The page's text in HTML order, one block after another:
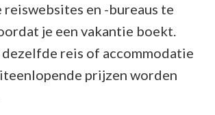
en -bureaus te
je een vakantie boekt.
dezelfde reis of accommodatie
prijzen worden